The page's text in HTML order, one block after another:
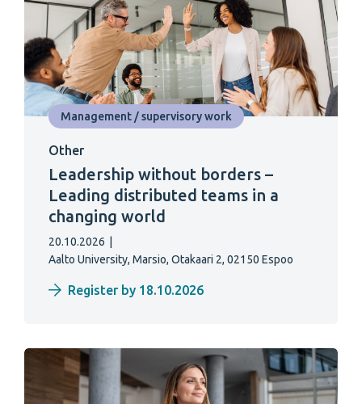
Management / supervisory work
Other
Leadership without borders –
Leading distributed teams in a
changing world
20.10.2026
Aalto University, Marsio, Otakaari 2, 02150 Espoo
Register by 18.10.2026